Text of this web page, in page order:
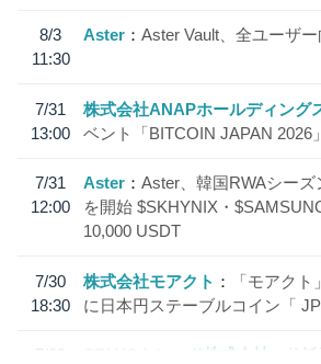
8/3
11:30
Aster Aster Vault、全ユーザ
7/31
13:00
株式会社ANAPホールディング
ベント「BITCOIN JAPAN 2026
7/31
12:00
Aster
Aster、韓国RWAシー
を開始 $SKHYNIX・
10,000 USDT
7/30
18:30
株式会社モアクト
「モアク
に日本円ステーブルコイン「
7/29
SBI VCトレード株式会社
信